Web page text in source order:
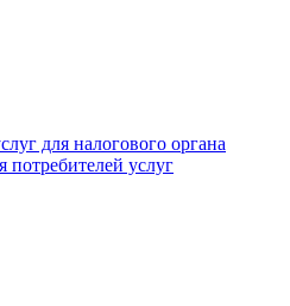
для налогового органа
потребителей услуг